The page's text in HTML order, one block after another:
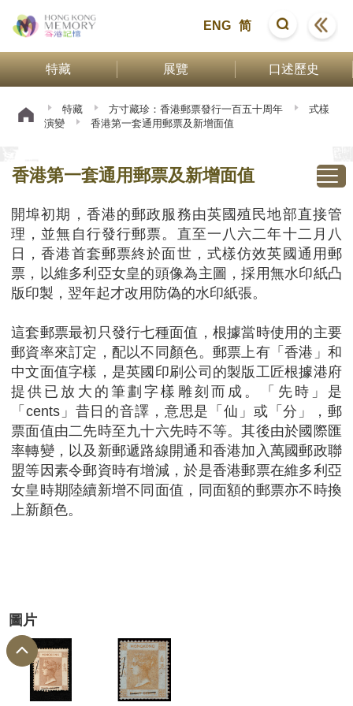
ENG 简
特藏 展覽 口述歷史
特藏 方寸藏珍：香港郵票發行一百五十周年
式樣
演變
香港第一套通用郵票及新增面值
香港第一套通用郵票及新增面值
開埠初期，香港的郵政服務由英國殖民地部直接管
理，並無自行發行郵票。直至一八六二年十二月八
日，香港首套郵票終於面世，式樣仿效英國通用郵
票，以維多利亞女皇的頭像為主圖，採用無水印紙凸
版印製，翌年起才改用防偽的水印紙張。
這套郵票最初只發行七種面值，根據當時使用的主要
郵資率來訂定，配以不同顏色。郵票上有「香港」和
中文面值字樣，是英國印刷公司的製版工匠根據港府
提供已放大的筆劃字樣雕刻而成。「先時」是
「cents」昔日的音譯，意思是「仙」或「分」，郵
票面值由二先時至九十六先時不等。其後由於國際匯
率轉變，以及新郵遞路線開通和香港加入萬國郵政聯
盟等因素令郵資時有增減，於是香港郵票在維多利亞
女皇時期陸續新增不同面值，同面額的郵票亦不時換
上新顏色。
圖片